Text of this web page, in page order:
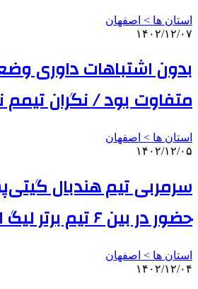
استان ها > اصفهان
۱۴۰۲/۱۲/۰۷
بدون اشتباهات داوری
متفاوت بود / نگران تیمم
استان ها > اصفهان
۱۴۰۲/۱۲/۰۵
سرمربی تیم هندبال
حضور در بین ۶ تیم برتر لیگ است
استان ها > اصفهان
۱۴۰۲/۱۲/۰۴